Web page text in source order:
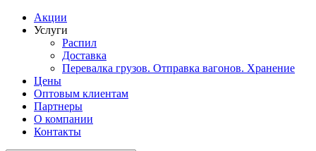
Акции
Услуги
Распил
Доставка
Перевалка грузов. Отправка вагонов. Хранение
Цены
Оптовым клиентам
Партнеры
О компании
Контакты